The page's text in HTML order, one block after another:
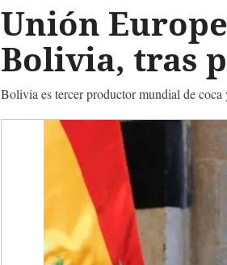
Unión
Bolivia, tras
Bolivia es tercer productor mundial de